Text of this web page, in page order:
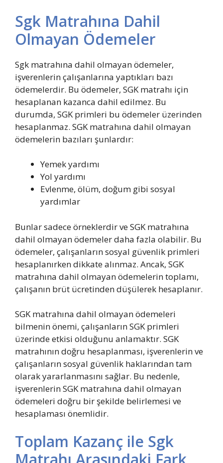
Sgk Matrahına Dahil
Olmayan Ödemeler
Sgk matrahına dahil olmayan ödemeler,
işverenlerin çalışanlarına yaptıkları bazı
ödemelerdir. Bu ödemeler, SGK matrahı için
hesaplanan kazanca dahil edilmez. Bu
durumda, SGK primleri bu ödemeler üzerinden
hesaplanmaz. SGK matrahına dahil olmayan
ödemelerin bazıları şunlardır:
Yemek yardımı
Yol yardımı
Evlenme, ölüm, doğum gibi sosyal
yardımlar
Bunlar sadece örneklerdir ve SGK matrahına
dahil olmayan ödemeler daha fazla olabilir. Bu
ödemeler, çalışanların sosyal güvenlik primleri
hesaplanırken dikkate alınmaz. Ancak, SGK
matrahına dahil olmayan ödemelerin toplamı,
çalışanın brüt ücretinden düşülerek hesaplanır.
SGK matrahına dahil olmayan ödemeleri
bilmenin önemi, çalışanların SGK primleri
üzerinde etkisi olduğunu anlamaktır. SGK
matrahının doğru hesaplanması, işverenlerin ve
çalışanların sosyal güvenlik haklarından tam
olarak yararlanmasını sağlar. Bu nedenle,
işverenlerin SGK matrahına dahil olmayan
ödemeleri doğru bir şekilde belirlemesi ve
hesaplaması önemlidir.
Toplam Kazanç ile Sgk